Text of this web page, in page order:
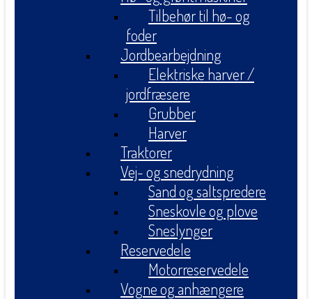
Tilbehør til hø- og
foder
Jordbearbejdning
Elektriske harver /
jordfræsere
Grubber
Harver
Traktorer
Vej- og snedrydning
Sand og saltspredere
Sneskovle og plove
Sneslynger
Reservedele
Motorreservedele
Vogne og anhængere